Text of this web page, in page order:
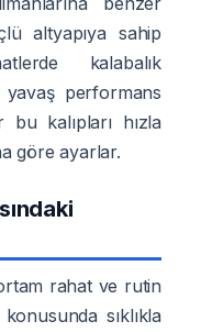
altyapıya sahip
kalabalık
performans
kalıpları hızla
göre ayarlar.
rahat ve rutin
sıklıkla